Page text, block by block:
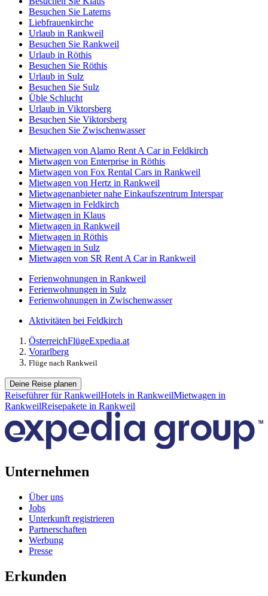
Besuchen Sie Laterns
Liebfrauenkirche
Urlaub in Rankweil
Besuchen Sie Rankweil
Urlaub in Röthis
Besuchen Sie Röthis
Urlaub in Sulz
Besuchen Sie Sulz
Üble Schlucht
Urlaub in Viktorsberg
Besuchen Sie Viktorsberg
Besuchen Sie Zwischenwasser
Mietwagen von Alamo Rent A Car in Feldkirch
Mietwagen von Enterprise in Röthis
Mietwagen von Fox Rental Cars in Rankweil
Mietwagen von Hertz in Rankweil
Mietwagenanbieter nahe Einkaufszentrum Interspar
Mietwagen in Feldkirch
Mietwagen in Klaus
Mietwagen in Rankweil
Mietwagen in Röthis
Mietwagen in Sulz
Mietwagen von SR Rent A Car in Rankweil
Ferienwohnungen in Rankweil
Ferienwohnungen in Sulz
Ferienwohnungen in Zwischenwasser
Aktivitäten bei Feldkirch
ÖsterreichFlügeExpedia.at
Vorarlberg
Flüge nach Rankweil
Deine Reise planen
Reiseführer für RankweilHotels in RankweilMietwagen in
RankweilReisepakete in Rankweil
Unternehmen
Über uns
Jobs
Unterkunft registrieren
Partnerschaften
Werbung
Presse
Erkunden